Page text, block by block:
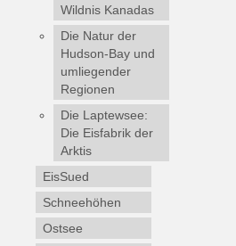
Wildnis Kanadas
Die Natur der
Hudson-Bay und
umliegender
Regionen
Die Laptewsee:
Die Eisfabrik der
Arktis
EisSued
Schneehöhen
Ostsee